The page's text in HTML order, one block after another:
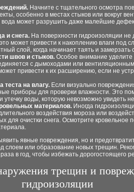
Начните с тщательного осмотра
особенно в местах стыков или вокруг
может разрушить даже малейшие
и снега. На поверхности гидроизоляции не
это может привести к накоплению влаги под
слой, когда начинает таять и замерзать
швов и стыков. Особое внимание
с дымоходами или
привести к их расширению, если не
теста на влагу. Если визуально
приборы для проверки влажности. Это
утечку воды, которую невозможно увидеть
материалов. Иногда
воздействия мороза или
для очистки снега. Осмотрите кровельное
явные повреждения, но и
слоем или образование новых трещин.
в год, чтобы избежать дорогостоящего
трещин и
гидроизоляции